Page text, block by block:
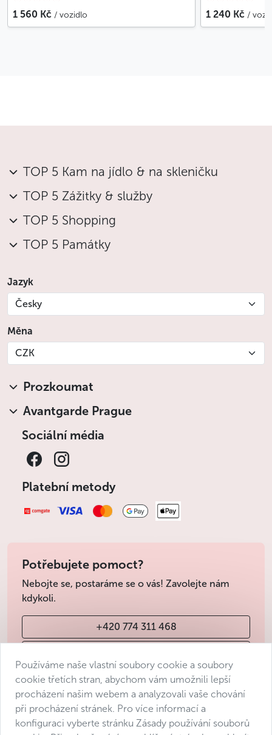
1 560 Kč / vozidlo 1 240 Kč /
TOP 5 Kam na jídlo & na skleničku
TOP 5 Zážitky & služby
TOP 5 Shopping
TOP 5 Památky
Jazyk
Česky
Měna
CZK
Prozkoumat
Avantgarde Prague
Sociální média
Platební metody
Potřebujete pomoct?
Nebojte se, postaráme se o vás! Zavolejte nám
kdykoli.
+420 774 311 468
Obchodní podmínky
Ochrana osobních údajů
Používáme naše vlastní soubory cookie a soubory
cookie třetích stran, abychom vám umožnili lepší
procházení našim webem a analyzovali vaše chování
při procházení stránek. Pro více informací a
konfiguraci vyberte stránku Zásady používání souborů